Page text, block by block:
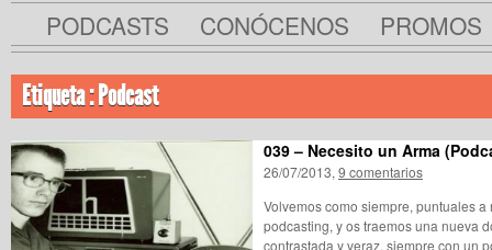
PODCASTS CONÓCENOS PROMOS
Etiqueta : Podcast
039 – Necesito un Arma
26/07/2013, 9 comentarios
Volvemos como siempre, puntuales a
podcasting, y os traemos una nueva
contrastada y veraz, siempre con un